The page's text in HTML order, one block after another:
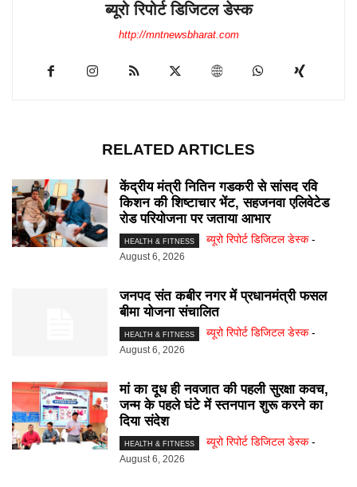
ब्यूरो रिपोर्ट डिजिटल डेस्क
http://mntnewsbharat.com
RELATED ARTICLES
केंद्रीय मंत्री नितिन गडकरी से सांसद रवि
किशन की शिष्टाचार भेंट, सहजनवा एलिवेटेड
रोड परियोजना पर जताया आभार
HEALTH & FITNESS ब्यूरो रिपोर्ट डिजिटल डेस्क -
August 6, 2026
जनपद संत कबीर नगर में प्रधानमंत्री फसल
बीमा योजना संचालित
HEALTH & FITNESS ब्यूरो रिपोर्ट डिजिटल डेस्क -
August 6, 2026
मां का दूध ही नवजात की पहली सुरक्षा कवच,
जन्म के पहले घंटे में स्तनपान शुरू करने का
दिया संदेश
HEALTH & FITNESS ब्यूरो रिपोर्ट डिजिटल डेस्क -
August 6, 2026